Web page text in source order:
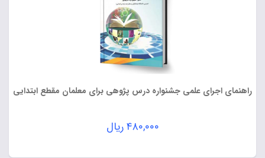
راهنمای اجرای علمی جشنواره درس پژوهی برای معلمان مقطع ابتدایی
۴۸۰,۰۰۰ریال